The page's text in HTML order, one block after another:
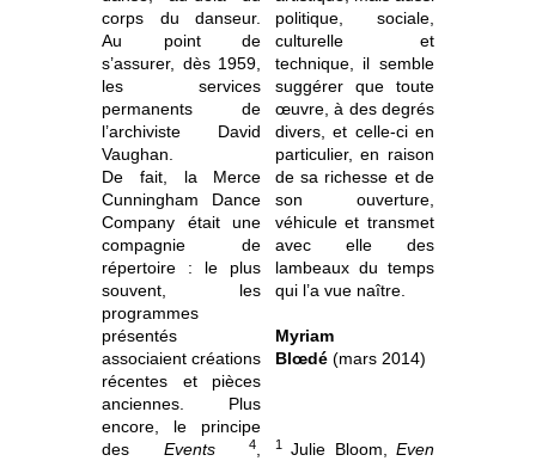
corps du danseur.
Au point de
s’assurer, dès 1959,
les services
permanents de
l’archiviste David
Vaughan.
De fait, la Merce
Cunningham Dance
Company était une
compagnie de
répertoire : le plus
souvent, les
programmes
présentés
associaient créations
récentes et pièces
anciennes. Plus
encore, le principe
des Events4
politique, sociale,
culturelle et
technique, il semble
suggérer que toute
œuvre, à des degrés
divers, et celle-ci en
particulier, en raison
de sa richesse et de
son ouverture,
véhicule et transmet
avec elle des
lambeaux du temps
qui l’a vue naître.
Myriam
Blœdé (mars 2014)
1Julie Bloom, Even